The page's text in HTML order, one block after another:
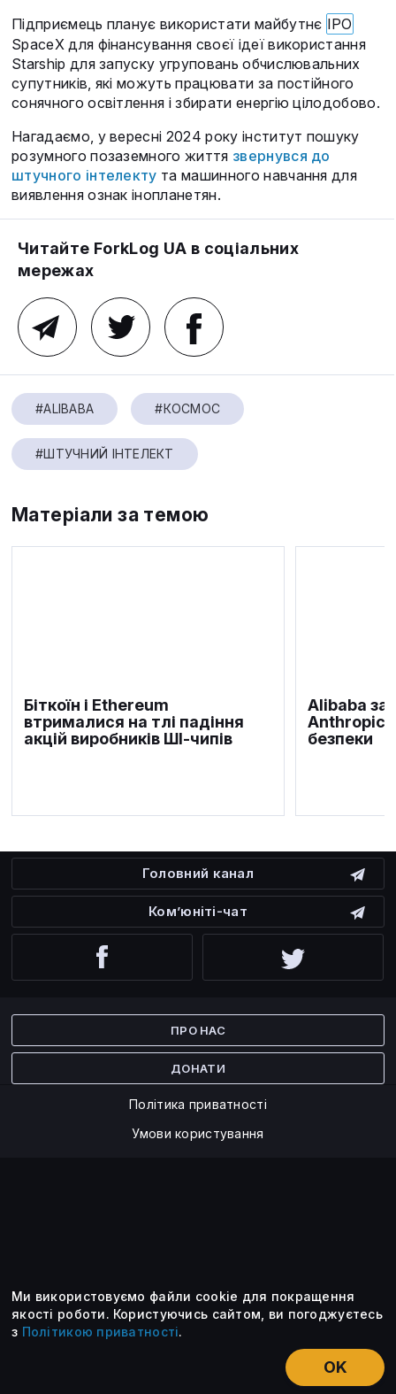
КУРСИ КРИПТОВАЛЮТ
Підприємець планує використати майбутнє IPO
SpaceX для фінансування своєї ідеї використання
Starship для запуску угруповань обчислювальних
супутників, які можуть працювати за постійного
сонячного освітлення і збирати енергію цілодобово.
Нагадаємо, у вересні 2024 року інститут пошуку
розумного позаземного життя звернувся до
штучного інтелекту та машинного навчання для
виявлення ознак інопланетян.
Читайте ForkLog UA в соціальних
мережах
#ALIBABA #КОСМОС
#ШТУЧНИЙ ІНТЕЛЕКТ
Матеріали за темою
Біткоїн і Ethereum
втрималися на тлі падіння
акцій виробників ШІ-чипів
Alibaba
Anthropic
безпеки
Головний канал
Ком’юніті-чат
ПРО НАС
ДОНАТИ
Політика приватності
Умови користування
©2014 — 2026
Усі опубліковані матеріали належать ForkLog. Ви можете
передруковувати їх тільки після узгодження із редакцією та
вказанням активного посилання на ForkLog.
Ми використовуємо файли cookie для покращення
якості роботи. Користуючись сайтом, ви погоджуєтесь
з Політикою приватності.
OK